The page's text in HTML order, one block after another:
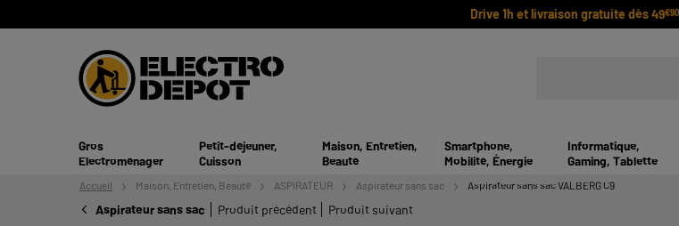
Drive 1h et livraison gratuite dès 49€90
Gros
Electroménager
Petit-déjeuner,
Cuisson
Maison, Entretien,
Beauté
Smartphone,
Mobilité, Énergie
Informatique,
Gaming, Tablette
Accueil Maison, Entretien, Beauté ASPIRATEUR Aspirateur sans sac Aspirateur sans sac VALBERG C9
Aspirateur sans sac Produit précédent Produit suivant